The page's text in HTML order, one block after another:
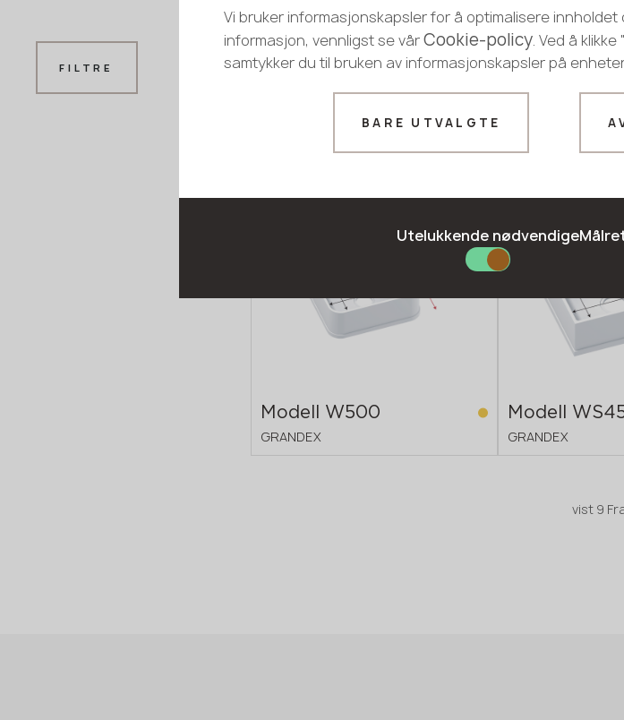
FILTRE
GRANDEX
Modell W500
GRANDEX
Modell
GRANDEX
vist 9
våre ledere vil
Vi bruker informasjonskapsler for å optimalisere
informasjon, vennligst se vårCookie-policy. Ved å
samtykker du til bruken av informasjonskapsler på
BARE UTVALGTE
Utelukkende nødvendige